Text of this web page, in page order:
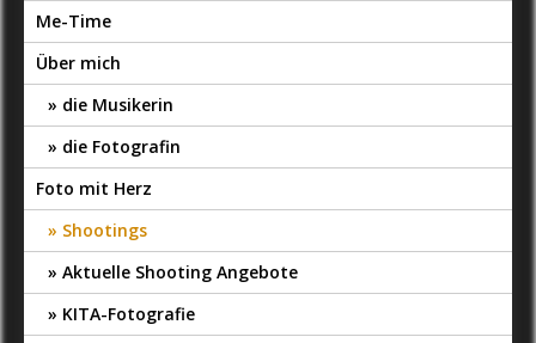
Me-Time
Über mich
die Musikerin
die Fotografin
Foto mit Herz
Shootings
Aktuelle Shooting Angebote
KITA-Fotografie